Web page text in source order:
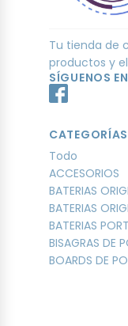
Tu tienda de
productos y
SÍGUENOS
CATEGORÍAS
Todo
ACCESORIOS
BATERIAS
BATERIAS
BATERIAS
BISAGRAS DE
BOARDS DE